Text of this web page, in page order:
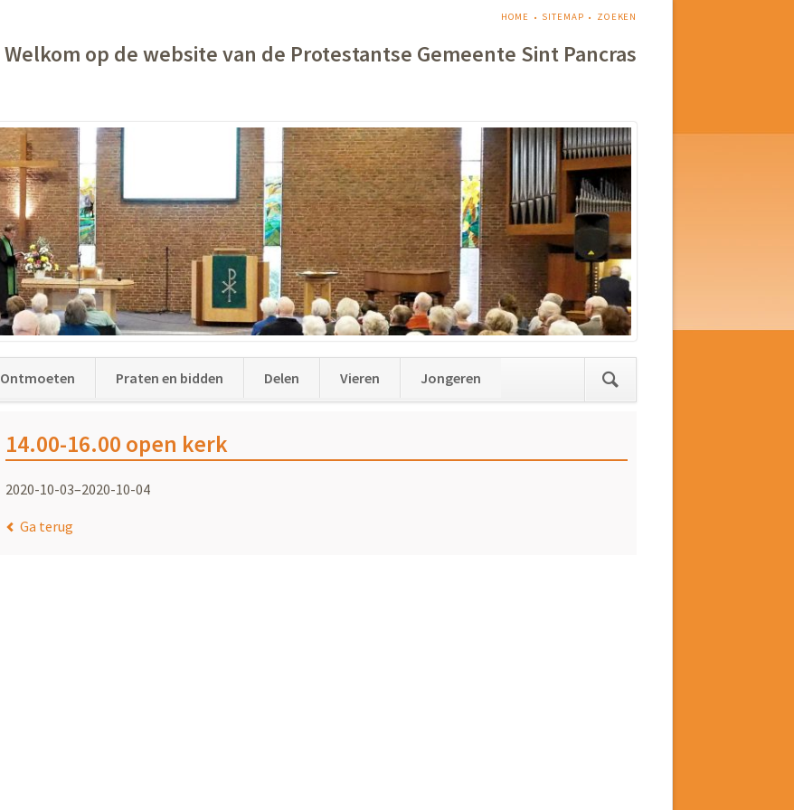
NAVIGATIE
HOME SITEMAP ZOEKEN
Welkom op de website van de Protestantse Gemeente Sint Pancras
Ontmoeten Praten en bidden Delen Vieren
Jongeren
14.00-16.00 open kerk
2020-10-03–2020-10-04
Ga terug